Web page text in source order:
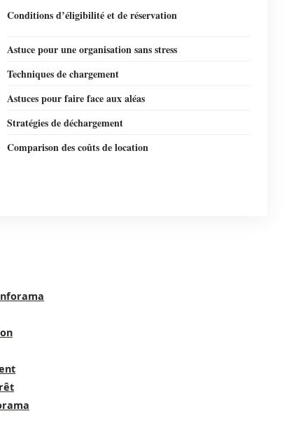
Conditions d’éligibilité et de réservation
Astuce pour une organisation sans stress
Techniques de chargement
Astuces pour faire face aux aléas
Stratégies de déchargement
Comparison des coûts de location